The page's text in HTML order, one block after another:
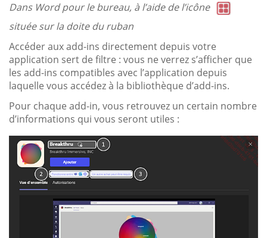
Dans Word pour le bureau, à l’aide de l’icône
située sur la doite du ruban
Accéder aux add-ins directement depuis votre
application sert de filtre : vous ne verrez s’afficher que
les add-ins compatibles avec l’application depuis
laquelle vous accédez à la bibliothèque d’add-ins.
Pour chaque add-in, vous retrouvez un certain nombre
d’informations qui vous seront utiles :